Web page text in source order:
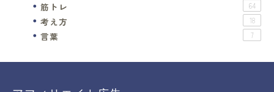
筋トレ 64
考え方 18
言葉 7